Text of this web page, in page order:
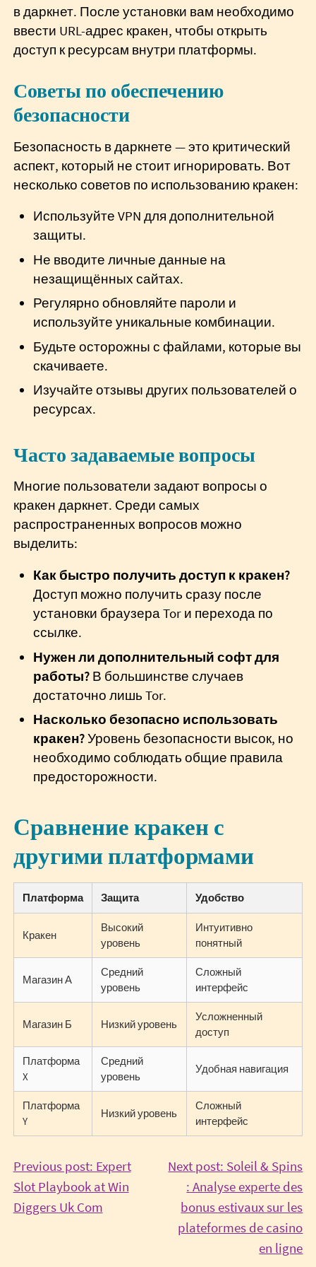
в даркнет. После установки вам необходимо
ввести URL-адрес кракен, чтобы открыть
доступ к ресурсам внутри платформы.
Советы по обеспечению
безопасности
Безопасность в даркнете — это критический
аспект, который не стоит игнорировать. Вот
несколько советов по использованию кракен:
Используйте VPN для дополнительной
защиты.
Не вводите личные данные на
незащищённых сайтах.
Регулярно обновляйте пароли и
используйте уникальные комбинации.
Будьте осторожны с файлами, которые вы
скачиваете.
Изучайте отзывы других пользователей о
ресурсах.
Часто задаваемые вопросы
Многие пользователи задают вопросы о
кракен даркнет. Среди самых
распространенных вопросов можно
выделить:
Как быстро получить доступ к кракен?
Доступ можно получить сразу после
установки браузера Tor и перехода по
ссылке.
Нужен ли дополнительный софт для
работы?В большинстве случаев
достаточно лишь Tor.
Насколько безопасно использовать
кракен?Уровень безопасности высок, но
необходимо соблюдать общие правила
предосторожности.
Сравнение кракен с
другими платформами
Платформа Защита Удобство
Кракен
Высокий
уровень
Интуитивно
понятный
Магазин А
Средний
уровень
Сложный
интерфейс
Магазин Б Низкий уровень
Усложненный
доступ
Платформа
X
Средний
уровень
Удобная навигация
Платформа
Y
Низкий уровень
Сложный
интерфейс
Post
navigation
Previous post: Expert
Slot Playbook at Win
Diggers Uk ComContinue
Next post: Soleil & Spins
: Analyse experte des
bonus estivaux sur les
plateformes de casino
en ligne